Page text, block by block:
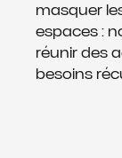
masquer
espaces :
réunir des
besoins